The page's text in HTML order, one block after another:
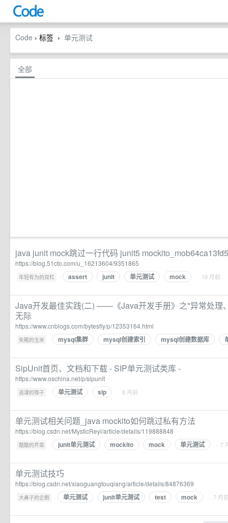
Code › 标签 › 单元测试
全部
java junit mock跳过一行代码 junit5
https://blog.51cto.com/u_16213604/9351865
年轻有为的双杠 · assert junit 单元测试 mock · 10 月前
Java开发最佳实践(二) ——《Java开发手册》之"异常处理
无际
https://www.cnblogs.com/bytesfly/p/12353164.html
失眠的玉米 · mysql集群 mysql创建索引 mysql创建数据库
SipUnit首页、文档和下载 - SIP单元测试类库 -
https://www.oschina.net/p/sipunit
逃课的筷子 · 单元测试 sip · 8 月前
单元测试相关问题_java mockito如何跳过私有方法
https://blog.csdn.net/MysticReyi/article/details/119888848
酷酷的芹菜 · junit单元测试 mockito mock 单元测试 · 7
单元测试技巧
https://blog.csdn.net/xiaoguangtouqiang/article/details/84876369
大鼻子的企鹅 · 单元测试 junit单元测试 test mock · 7 月